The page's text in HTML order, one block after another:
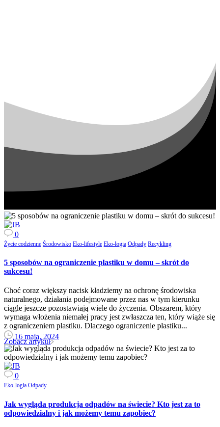
0
Życie codzienne Środowisko Eko-lifestyle Eko-logia Odpady Recykling
5 sposobów na ograniczenie plastiku w domu – skrót do
sukcesu!
Choć coraz większy nacisk kładziemy na ochronę środowiska
naturalnego, działania podejmowane przez nas w tym kierunku
ciągle jeszcze pozostawiają wiele do życzenia. Obszarem, który
wymaga włożenia niemałej pracy jest zwłaszcza ten, który wiąże się
z ograniczeniem plastiku. Dlaczego ograniczenie plastiku...
16 maja, 2024
Zobacz artykuł
0
Eko-logia Odpady
Jak wygląda produkcja odpadów na świecie? Kto jest za to
odpowiedzialny i jak możemy temu zapobiec?